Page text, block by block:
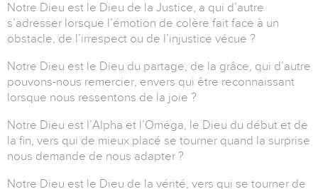
Notre Dieu est le Dieu de la Justice, a qui d’autre
s’adresser lorsque l’émotion de colère fait face à un
obstacle, de l’irrespect ou de l’injustice vécue ?
Notre Dieu est le Dieu du partage, de la grâce, qui d’autre
pouvons-nous remercier, envers qui être reconnaissant
lorsque nous ressentons de la joie ?
Notre Dieu est l’Alpha et l’Oméga, le Dieu du début et de
la fin, vers qui de mieux placé se tourner quand la surprise
nous demande de nous adapter ?
Notre Dieu est le Dieu de la vérité, vers qui se tourner de